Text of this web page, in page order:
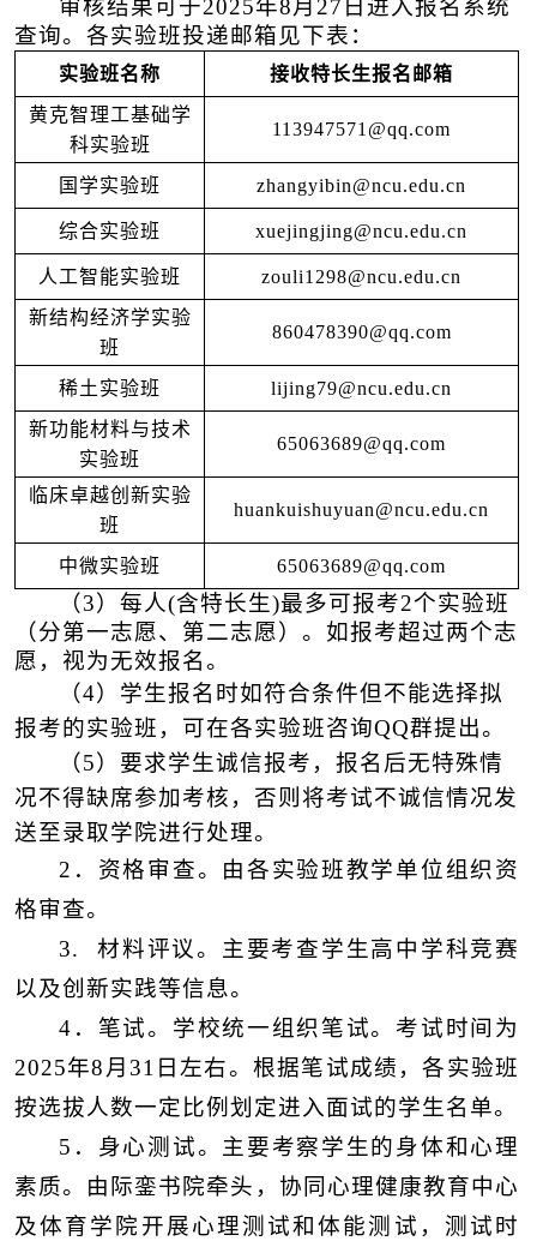
审核结果可于2025年8月27日进入报名系统
查询。各实验班投递邮箱见下表：
实验班名称 接收特长生报名邮箱
黄克智理工基础学
科实验班
113947571@qq.com
国学实验班 zhangyibin@ncu.edu.cn
综合实验班 xuejingjing@ncu.edu.cn
人工智能实验班
zouli1298@ncu.edu.cn
新结构经济学实验
班
860478390@qq.com
稀土实验班
lijing79@ncu.edu.cn
新功能材料与技术
实验班
65063689@qq.com
临床卓越创新实验
班
huankuishuyuan@ncu.edu.cn
中微实验班 65063689@qq.com
（3）每人(含特长生)最多可报考2个实验班
（分第一志愿、第二志愿） 。如报考超过两个志
愿，视为无效报名。
（4） 学生报名时如符合条件但不能选择拟
报考的实验班，可在各实验班咨询QQ群提出。
（5） 要求学生诚信报考，报名后无特殊情
况不得缺席参加考核，否则将考试不诚信情况发
送至录取学院进行处理。
2．资格审查。由各实验班教学单位组织资
格审查。
3.
材料评议。主要考查学生高中学科竞赛
以及创新实践等信息。
4．笔试。学校统一组织笔试。考试时间为
2025年8月31日左右。根据笔试成绩，各实验班
按选拔人数一定比例划定进入面试的学生名单。
5．身心测试。主要考察学生的身体和心理
素质。由际銮书院牵头，协同心理健康教育中心
及体育学院开展心理测试和体能测试 ， 测试时